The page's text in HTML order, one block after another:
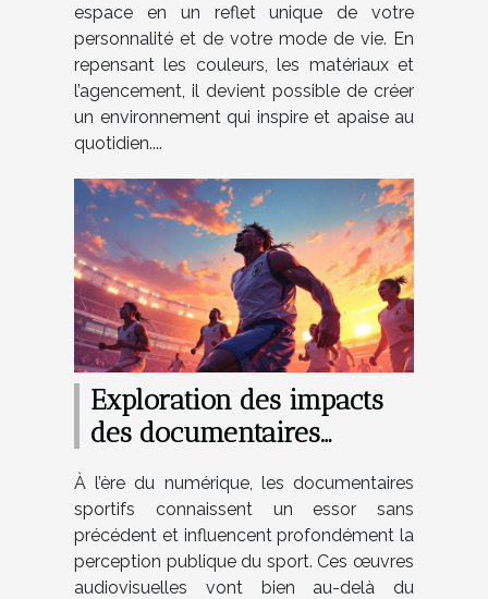
espace en un reflet unique de votre
personnalité et de votre mode de vie. En
repensant les couleurs, les matériaux et
l’agencement, il devient possible de créer
un environnement qui inspire et apaise au
quotidien....
Exploration des impacts
des documentaires
publique ?
À l’ère du numérique, les documentaires
sportifs connaissent un essor sans
précédent et influencent profondément la
perception publique du sport. Ces œuvres
audiovisuelles vont bien au-delà du